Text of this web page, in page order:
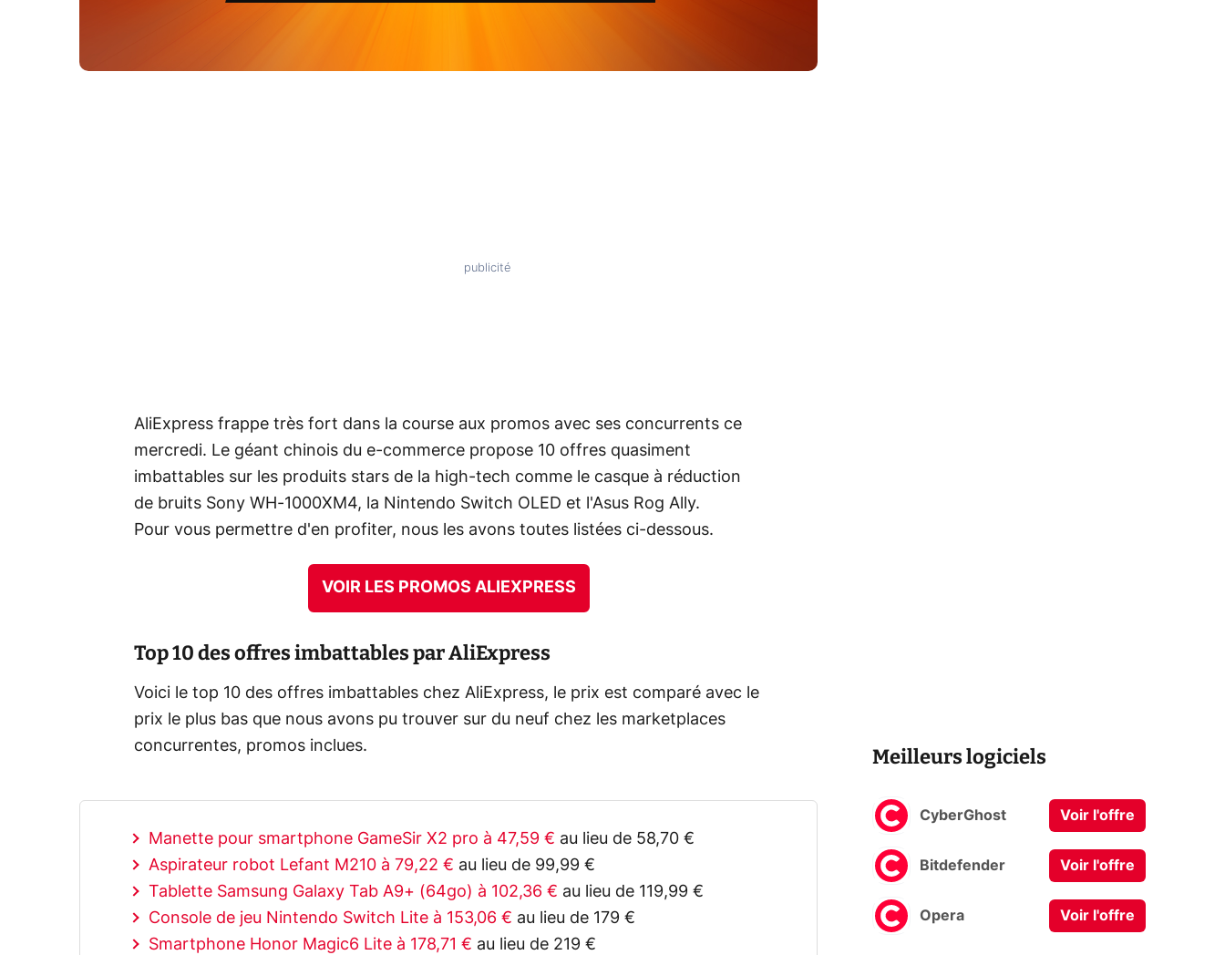
AliExpress frappe très fort dans la course aux promos avec ses concurrents ce
mercredi. Le géant chinois du e-commerce propose 10 offres quasiment
imbattables sur les produits stars de la high-tech comme le casque à réduction
de bruits Sony WH-1000XM4, la Nintendo Switch OLED et l'Asus Rog Ally.
Pour vous permettre d'en profiter, nous les avons toutes listées ci-dessous.
VOIR LES PROMOS ALIEXPRESS
Top 10 des offres imbattables par AliExpress
Voici le top 10 des offres imbattables chez AliExpress, le prix est comparé avec le
prix le plus bas que nous avons pu trouver sur du neuf chez les marketplaces
concurrentes, promos inclues.
Manette pour smartphone GameSir X2 pro à 47,59 € au lieu de 58,70 €
Aspirateur robot Lefant M210 à 79,22 € au lieu de 99,99 €
Tablette Samsung Galaxy Tab A9+ (64go) à 102,36 € au lieu de 119,99 €
Console de jeu Nintendo Switch Lite à 153,06 € au lieu de 179 €
Smartphone Honor Magic6 Lite à 178,71 € au lieu de 219 €
Meilleurs logiciels
CyberGhost Voir l'offre
Bitdefender Voir l'offre
Opera Voir l'offre